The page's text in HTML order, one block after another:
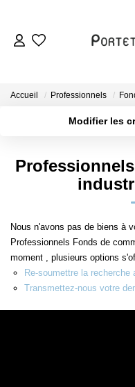
Accueil Professionnels
Modifier les
Sélectionnez...
Type de bien
Créer une alerte
Nous n'avons pas de biens à
Professionnels Fonds de
moment , plusieurs options
Re-soumettre la recherche
Transmettez-nous votre